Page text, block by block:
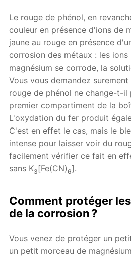
Le rouge de phénol, en
couleur en présence d'ions de
jaune au rouge en présence
corrosion des métaux : les ions
magnésium se corrode, la
Vous vous demandez
rouge de phénol ne change-t-il
premier compartiment de la
L'oxydation du fer produit
C'est en effet le cas, mais le
intense pour laisser voir du
facilement vérifier ce fait en
sans K3 [Fe(CN)6].
Comment protéger
de la corrosion ?
Vous venez de protéger un
un petit morceau de